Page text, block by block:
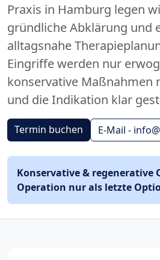
Praxis in Hamburg legen
gründliche Abklärung und
alltagsnahe
Eingriffe werden nur
konservative Maßnahmen
und die Indikation klar
Termin buchen E-Mail -
Konservative & regenerative
Operation nur als letzte